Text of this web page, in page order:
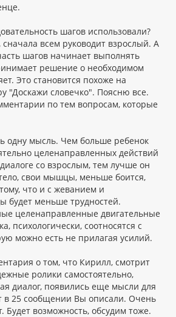
шагов использовали?
всем руководит взрослый. А
шагов начинает выполнять
решение о необходимом
Это становится похоже на
"Доскажи словечко". Поясню все.
по тем вопросам, которые
одну мысль. Чем больше ребенок
целенаправленных действий
со взрослым, тем лучше он
свои мышцы, меньше боится,
что и с жеванием и
будет меньше трудностей.
целенаправленные двигательные
психологически, соотносятся с
можно есть не прилагая усилий.
о том, что Кирилл, смотрит
ролики самостоятельно,
диалог, появились еще мысли для
в 25 сообщении Вы описали. Очень
возможность, обсудим тоже.